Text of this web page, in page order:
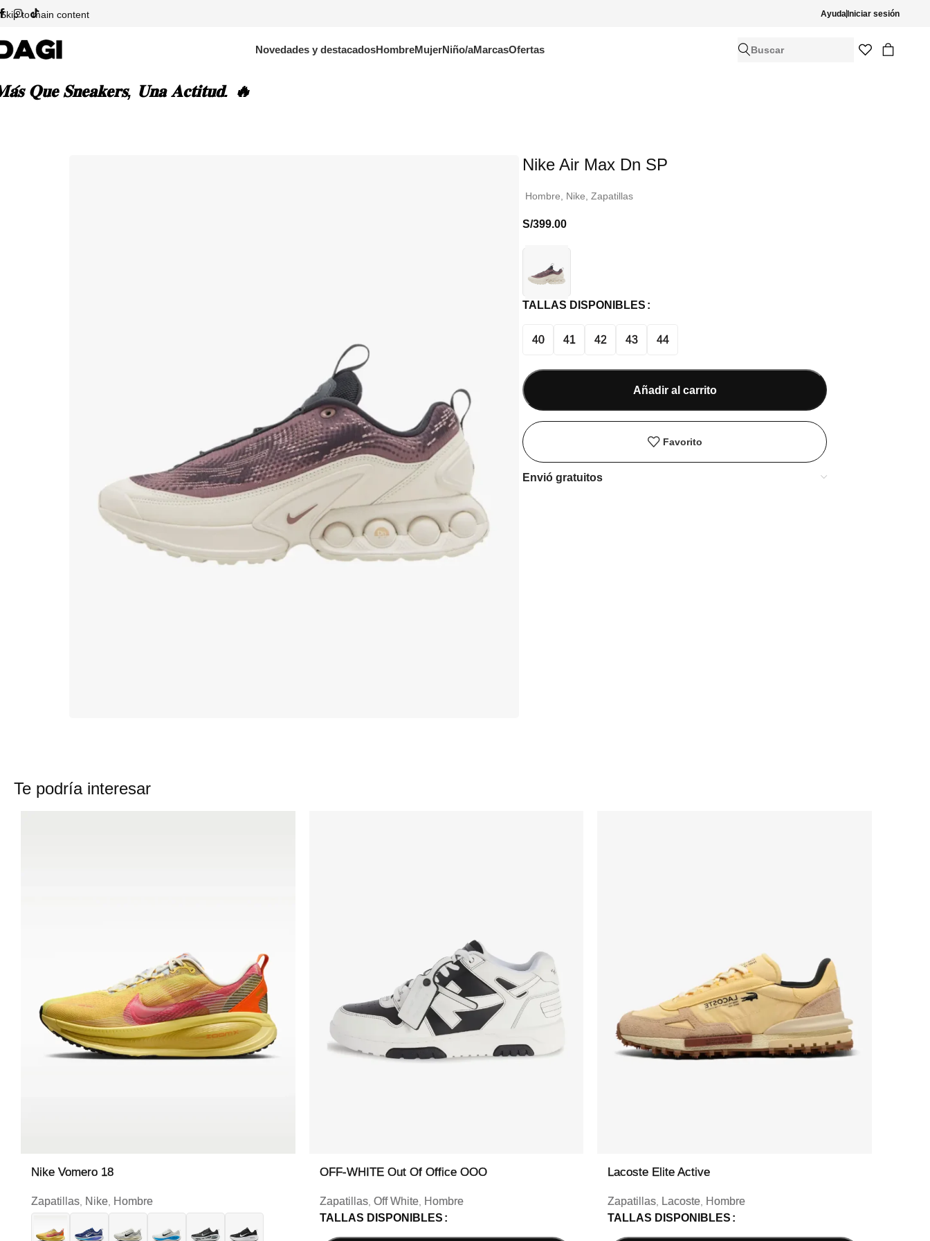
Skip to main content AyudaIniciar sesión
Novedades y destacadosHombreMujerNiño/aMarcasOfertas Buscar
𝐐𝐮𝐞 𝐒𝐧𝐞𝐚𝐤𝐞𝐫𝐬, 𝐔𝐧𝐚 𝐀𝐜𝐭𝐢𝐭𝐮𝐝. 🔥
Nike Air Max Dn SP
Hombre Nike Zapatillas
S/399.00
TALLAS DISPONIBLES
40 41 42 43 44
Añadir al carrito
Favorito
Envió gratuitos
Te podría interesar
Nike Vomero 18
Zapatillas, Nike, Hombre
OFF-WHITE Out Of Office OOO
Zapatillas, Off White, Hombre
TALLAS DISPONIBLES
Lacoste Elite Active
Zapatillas, Lacoste, Hombre
TALLAS DISPONIBLES